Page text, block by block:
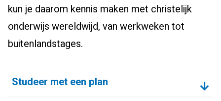
kun je daarom kennis maken met christelijk
onderwijs wereldwijd, van werkweken tot
buitenlandstages.
Studeer met een plan